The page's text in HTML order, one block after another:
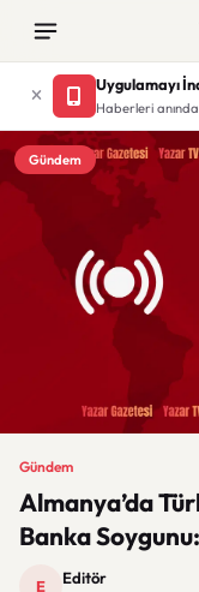
Uygulamayı
Haberleri
Gündem
Gündem
Almanya’da
Banka
E Editör